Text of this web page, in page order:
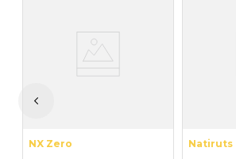
NX Zero
Natiruts